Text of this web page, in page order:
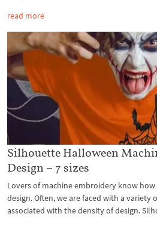
read more
Silhouette Halloween
Design – 7 sizes
Lovers of machine embroidery know
design. Often, we are faced with a variety
associated with the density of design.